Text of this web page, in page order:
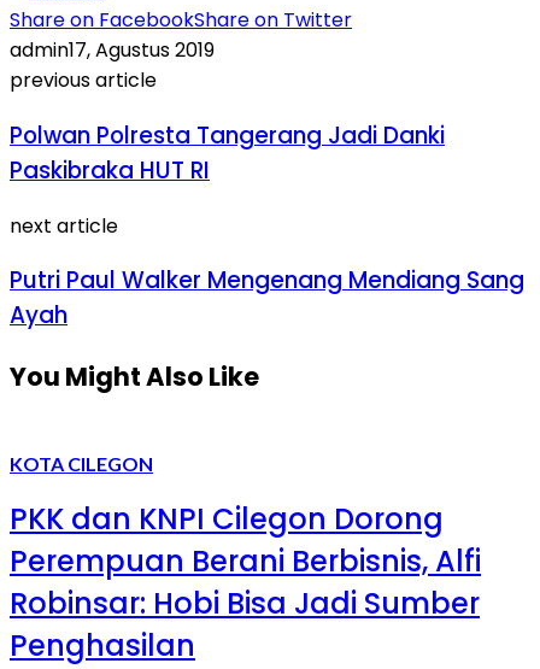
Share on FacebookShare on Twitter
admin17, Agustus 2019
previous article
Polwan Polresta Tangerang Jadi Danki
Paskibraka HUT RI
next article
Putri Paul Walker Mengenang Mendiang Sang
Ayah
You Might Also Like
KOTA CILEGON
PKK dan KNPI Cilegon Dorong
Perempuan Berani Berbisnis, Alfi
Robinsar: Hobi Bisa Jadi Sumber
Penghasilan